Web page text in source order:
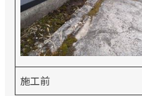
施工前